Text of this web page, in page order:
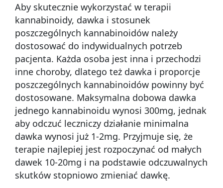
Aby skutecznie wykorzystać w terapii
kannabinoidy, dawka i stosunek
poszczególnych kannabinoidów należy
dostosować do indywidualnych potrzeb
pacjenta. Każda osoba jest inna i przechodzi
inne choroby, dlatego też dawka i proporcje
poszczególnych kannabinoidów powinny być
dostosowane. Maksymalna dobowa dawka
jednego kannabinoidu wynosi 300mg, jednak
aby odczuć leczniczy działanie minimalna
dawka wynosi już 1-2mg. Przyjmuje się, że
terapie najlepiej jest rozpoczynać od małych
dawek 10-20mg i na podstawie odczuwalnych
skutków stopniowo zmieniać dawkę.